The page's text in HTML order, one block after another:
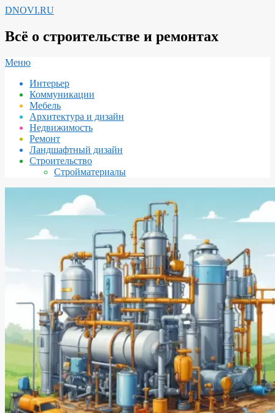
Перейти
содержимому
DNOVI.RU
Всё о строительстве и ремонтах
Вторичное
навигации
Меню
Интерьер
Коммуникации
Мебель
Архитектура и дизайн
Недвижимость
Ремонт
Ландшафтный дизайн
Строительство
Стройматериалы